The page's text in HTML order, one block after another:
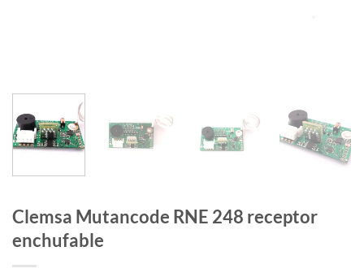
Clemsa Mutancode RNE 248 receptor
enchufable